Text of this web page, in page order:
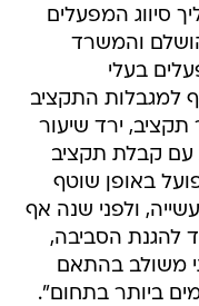
סיווג המפעלים
והמשרד
בעלי
למגבלות התקציב
2013, בהיעדר תקציב, ירד שיעור
הדיגומים בתעשייה, ובשנת 2014 עם קבלת תקציב
פועל באופן שוטף
ולפני שנה אף
להגנת הסביבה,
משולב בהתאם
ביותר בתחום".